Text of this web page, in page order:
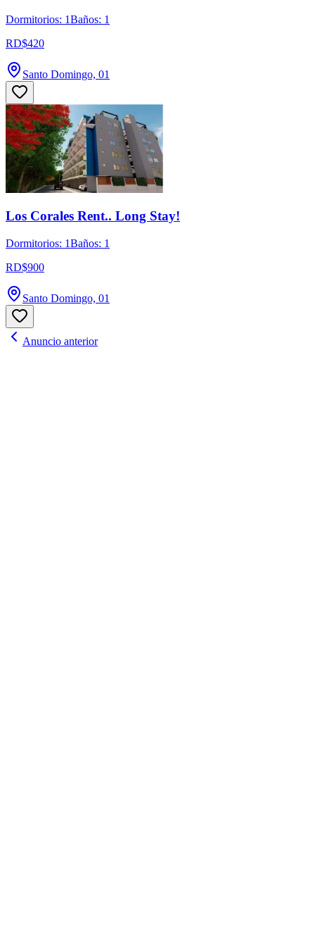
Dormitorios: 1Baños: 1
RD$420
Santo Domingo, 01
Los Corales Rent.. Long Stay!
Dormitorios: 1Baños: 1
RD$900
Santo Domingo, 01
Anuncio anterior